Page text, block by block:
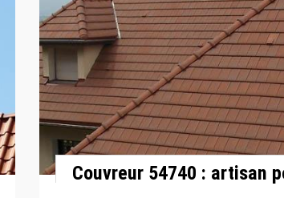
Couvreur 54740 : artisan